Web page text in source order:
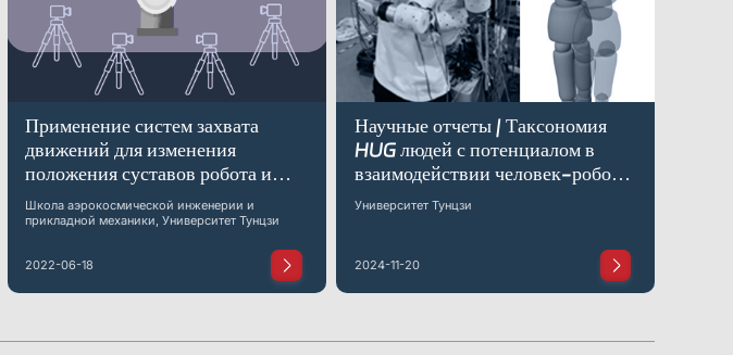
Применение систем захвата
движений для изменения
положения суставов робота и
калибровки геометрических
параметров
Школа аэрокосмической инженерии и
прикладной механики, Университет Тунцзи
2022-06-18
Научные отчеты | Таксономия
HUG людей с потенциалом в
взаимодействии человек-робот
через объятия
Университет Тунцзи
2024-11-20